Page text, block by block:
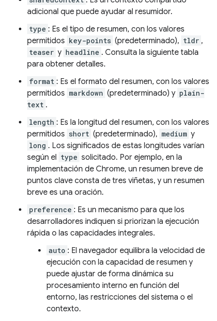
adicional que puede ayudar al resumidor.
type : Es el tipo de resumen, con los valores
permitidos key-points (predeterminado), tldr ,
teaser y headline . Consulta la siguiente tabla
para obtener detalles.
format : Es el formato del resumen, con los valores
permitidos markdown (predeterminado) y plain-
text .
length : Es la longitud del resumen, con los valores
permitidos short (predeterminado), medium y
long . Los significados de estas longitudes varían
según el type solicitado. Por ejemplo, en la
implementación de Chrome, un resumen breve de
puntos clave consta de tres viñetas, y un resumen
breve es una oración.
preference : Es un mecanismo para que los
desarrolladores indiquen si priorizan la ejecución
rápida o las capacidades integrales.
auto : El navegador equilibra la velocidad de
ejecución con la capacidad de resumen y
puede ajustar de forma dinámica su
procesamiento interno en función del
entorno, las restricciones del sistema o el
contexto.